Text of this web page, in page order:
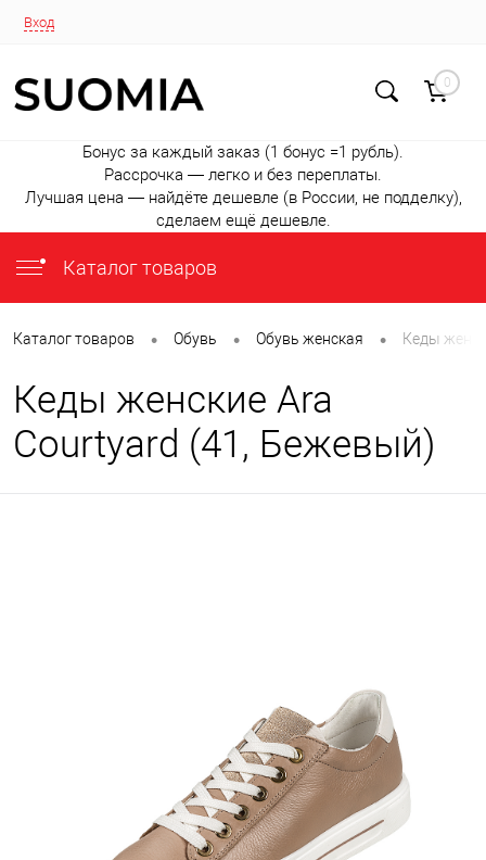
Вход
0
Бонус за каждый заказ (1 бонус =1 рубль).
Рассрочка — легко и без переплаты.
Лучшая цена — найдёте дешевле (в России, не подделку),
сделаем ещё дешевле.
Каталог товаров
Каталог товаров • Обувь • Обувь женская • Кеды
Кеды женские Ara
Courtyard (41, Бежевый)